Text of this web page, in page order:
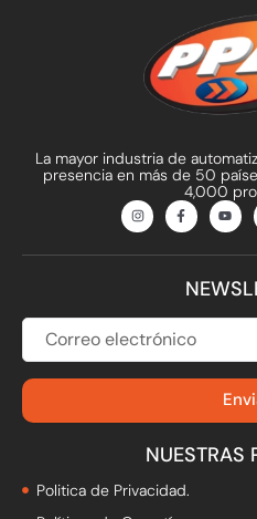
La mayor industria de
presencia en más de 50
4,000
I
n
s
a
F
a
c
b
o
k
Y
o
u
u
e
NUESTRAS
Politica de Privacidad.
CORREO
ELECTRÓNICO